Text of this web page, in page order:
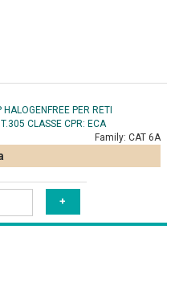
PER RETI
CLASSE CPR: ECA
Family: CAT 6A